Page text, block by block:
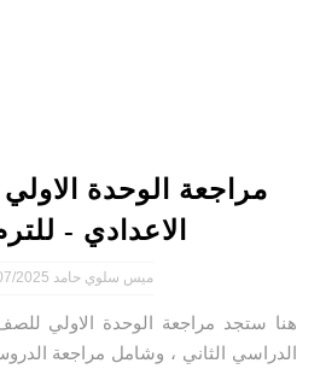
مراجعة الوحدة
الاعدادي -
ميس سلوي حامد 2025
هنا ستجد مراجعة الوحدة الاولي
الدراسي الثاني ، وشامل مراجعة